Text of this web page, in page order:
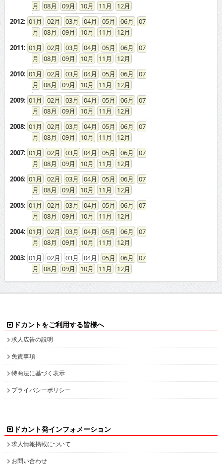
08
09 10 11
12
2012: 01 02 03 04 05 06
07
08
09 10 11
12
2011: 01 02 03 04 05 06
07
08
09 10 11
12
2010: 01 02 03 04 05 06
07
08
09 10 11
12
2009: 01 02 03 04 05 06
07
08
09 10 11
12
2008: 01 02 03 04 05 06
07
08
09 10 11
12
2007: 01 02 03 04 05 06
07
08
09 10 11
12
2006: 01 02 03 04 05 06
07
08
09 10 11
12
2005: 01 02 03 04 05 06
07
08
09 10 11
12
2004: 01 02 03 04 05 06
07
08
09 10 11
12
2003: 01 02 03 04 05 06
07
08
09 10 11 12
ドカントをご利用する皆様へ
求人広告の説明
免責事項
特商法に基づく表示
プライバシーポリシー
ドカント発インフォメーション
求人情報掲載について
お問い合わせ